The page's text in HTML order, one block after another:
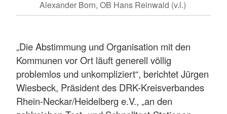
Alexander Born, OB Hans Reinwald (v.l.)
„Die Abstimmung und Organisation mit den
Kommunen vor Ort läuft generell völlig
problemlos und unkompliziert“, berichtet Jürgen
Wiesbeck, Präsident des DRK-Kreisverbandes
Rhein-Neckar/Heidelberg e.V., „an den